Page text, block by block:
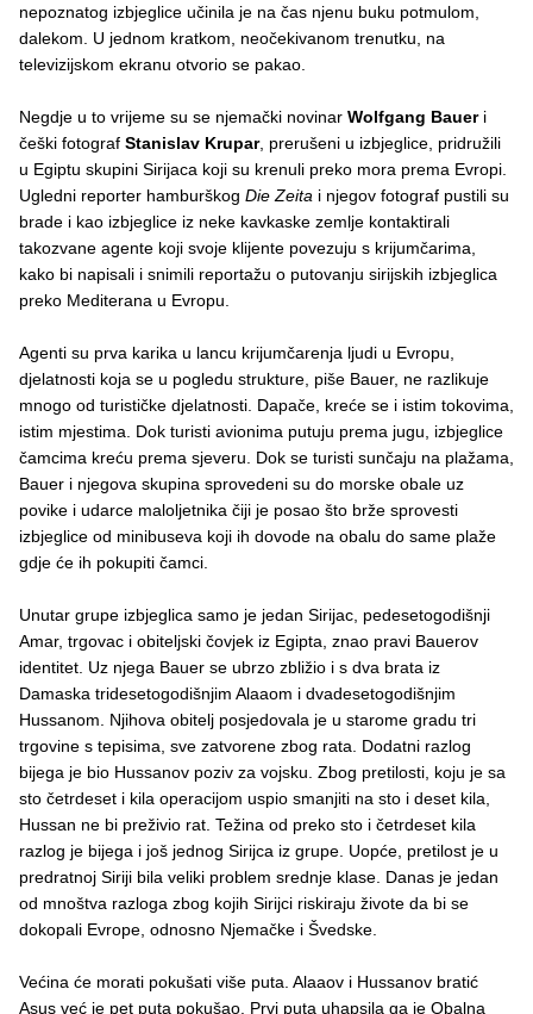
nepoznatog izbjeglice učinila je na čas njenu buku potmulom,
dalekom. U jednom kratkom, neočekivanom trenutku, na
televizijskom ekranu otvorio se pakao.
Negdje u to vrijeme su se njemački novinar Wolfgang Baueri
češki fotograf Stanislav Krupar, prerušeni u izbjeglice, pridružili
u Egiptu skupini Sirijaca koji su krenuli preko mora prema Evropi.
Ugledni reporter hamburškog Die Zeita i njegov fotograf pustili su
brade i kao izbjeglice iz neke kavkaske zemlje kontaktirali
takozvane agente koji svoje klijente povezuju s krijumčarima,
kako bi napisali i snimili reportažu o putovanju sirijskih izbjeglica
preko Mediterana u Evropu.
Agenti su prva karika u lancu krijumčarenja ljudi u Evropu,
djelatnosti koja se u pogledu strukture, piše Bauer, ne razlikuje
mnogo od turističke djelatnosti. Dapače, kreće se i istim tokovima,
istim mjestima. Dok turisti avionima putuju prema jugu, izbjeglice
čamcima kreću prema sjeveru. Dok se turisti sunčaju na plažama,
Bauer i njegova skupina sprovedeni su do morske obale uz
povike i udarce maloljetnika čiji je posao što brže sprovesti
izbjeglice od minibuseva koji ih dovode na obalu do same plaže
gdje će ih pokupiti čamci.
Unutar grupe izbjeglica samo je jedan Sirijac, pedesetogodišnji
Amar, trgovac i obiteljski čovjek iz Egipta, znao pravi Bauerov
identitet. Uz njega Bauer se ubrzo zbližio i s dva brata iz
Damaska tridesetogodišnjim Alaaom i dvadesetogodišnjim
Hussanom. Njihova obitelj posjedovala je u starome gradu tri
trgovine s tepisima, sve zatvorene zbog rata. Dodatni razlog
bijega je bio Hussanov poziv za vojsku. Zbog pretilosti, koju je sa
sto četrdeset i kila operacijom uspio smanjiti na sto i deset kila,
Hussan ne bi preživio rat. Težina od preko sto i četrdeset kila
razlog je bijega i još jednog Sirijca iz grupe. Uopće, pretilost je u
predratnoj Siriji bila veliki problem srednje klase. Danas je jedan
od mnoštva razloga zbog kojih Sirijci riskiraju živote da bi se
dokopali Evrope, odnosno Njemačke i Švedske.
Većina će morati pokušati više puta. Alaaov i Hussanov bratić
Asus već je pet puta pokušao. Prvi puta uhapsila ga je Obalna